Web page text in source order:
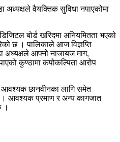
बोर्ड खरिदमा अनियमितता भएको
छ । पालिकाले आज विज्ञप्ति
अध्यक्षले आफ्नो नाजायज माग,
कुण्ठामा कपोकल्पिता आरोप
आवश्यक छानवीनका लागि समेत
। आवश्यक प्रमाण र अन्य कागजात
।